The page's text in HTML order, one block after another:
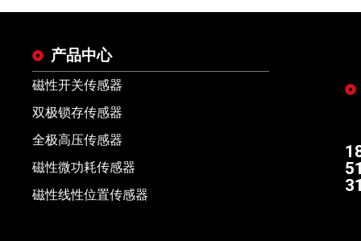
产品中心
磁性开关传感器
双极锁存传感器
全极高压传感器
磁性微功耗传感器
磁性线性位置传感器